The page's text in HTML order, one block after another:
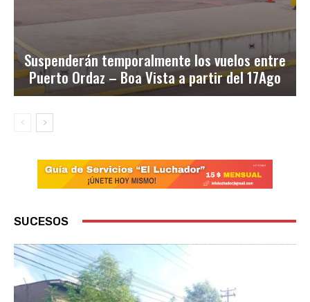
Suspenderán temporalmente los vuelos entre
Puerto Ordaz – Boa Vista a partir del 17Ago
SUCESOS